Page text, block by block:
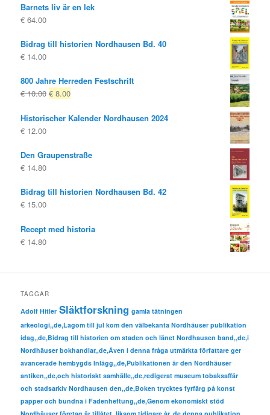
Barnets liv är en lek
€ 64.00
Bidrag till historien Nordhausen Bd. 40
€ 14.00
800 Jahre Herreden Festschrift
€10.00 Ursprungligt
var:
€ 8.00Nuvarande
är:
Historischer Kalender Nordhausen 2024
€ 12.00
Den Graupenstraße
€ 14.80
Bidrag till historien Nordhausen Bd. 42
€ 15.00
Recept med historia
€ 14.80
TAGGAR
Adolf Hitler Släktforskning gamla tätningen
arkeologi,,de,Lagom till jul kom den välbekanta Nordhäuser publikation
idag,,de,Bidrag till historien om staden och länet Nordhausen band,,de,i
Nordhäuser bokhandlar,,de,Även i denna fråga utmärkta författare ger
avancerade hembygds Inlägg,,de,Publikationen är den Nordhäuser
antiken,,de,och historiskt samhälle,,de,redigerat museum tobaksaffär
och stadsarkiv Nordhausen den,,de,Boken trycktes fyrfärg på konst
papper och bundna i Fadenheftung,,de,Genom ekonomiskt stöd